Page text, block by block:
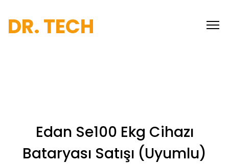
DR. TECH
Edan Se100 Ekg Cihazı
Bataryası Satışı (Uyumlu)